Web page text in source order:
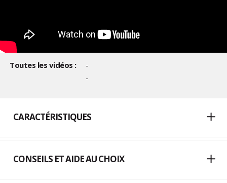
Toutes les vidéos :
-
-
CARACTÉRISTIQUES
CONSEILS ET AIDE AU CHOIX